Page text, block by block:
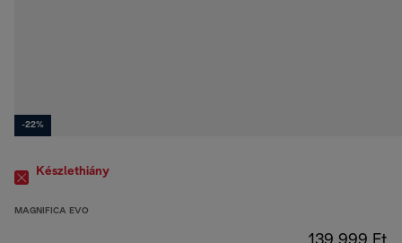
-22%
Készlethiány
MAGNIFICA EVO